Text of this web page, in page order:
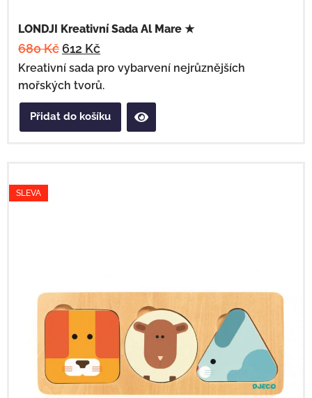
LONDJI Kreativní Sada Al Mare ★
680Kč 612 Kč
Kreativní sada pro vybarvení nejrůznějších
mořských tvorů.
Přidat do košíku
SLEVA